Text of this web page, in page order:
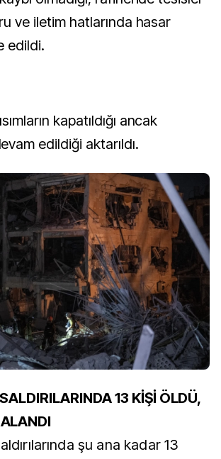
ve iletim hatlarında hasar
edildi.
kapatıldığı ancak
edildiği aktarıldı.
13 KİŞİ ÖLDÜ,
şu ana kadar 13